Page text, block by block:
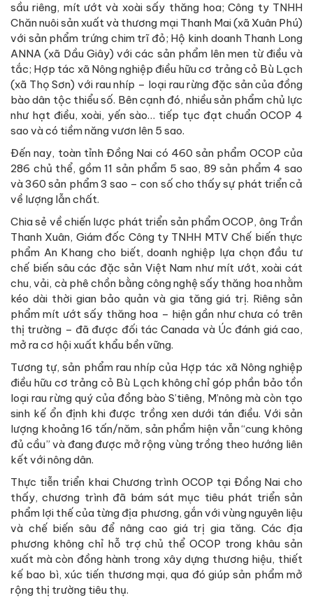
sầu riêng, mít ướt và xoài sấy thăng hoa; Công ty TNHH
Chăn nuôi sản xuất và thương mại Thanh Mai (xã Xuân Phú)
với sản phẩm trứng chim trĩ đỏ; Hộ kinh doanh Thanh Long
ANNA (xã Dầu Giây) với các sản phẩm lên men từ điều và
tắc; Hợp tác xã Nông nghiệp điều hữu cơ trảng cỏ Bù Lạch
(xã Thọ Sơn) với rau nhíp – loại rau rừng đặc sản của đồng
bào dân tộc thiểu số. Bên cạnh đó, nhiều sản phẩm chủ lực
như hạt điều, xoài, yến sào… tiếp tục đạt chuẩn OCOP 4
sao và có tiềm năng vươn lên 5 sao.
Đến nay, toàn tỉnh Đồng Nai có 460 sản phẩm OCOP của
286 chủ thể, gồm 11 sản phẩm 5 sao, 89 sản phẩm 4 sao
và 360 sản phẩm 3 sao – con số cho thấy sự phát triển cả
về lượng lẫn chất.
Chia sẻ về chiến lược phát triển sản phẩm OCOP, ông Trần
Thanh Xuân, Giám đốc Công ty TNHH MTV Chế biến thực
phẩm An Khang cho biết, doanh nghiệp lựa chọn đầu tư
chế biến sâu các đặc sản Việt Nam như mít ướt, xoài cát
chu, vải, cà phê chồn bằng công nghệ sấy thăng hoa nhằm
kéo dài thời gian bảo quản và gia tăng giá trị. Riêng sản
phẩm mít ướt sấy thăng hoa – hiện gần như chưa có trên
thị trường – đã được đối tác Canada và Úc đánh giá cao,
mở ra cơ hội xuất khẩu bền vững.
Tương tự, sản phẩm rau nhíp của Hợp tác xã Nông nghiệp
điều hữu cơ trảng cỏ Bù Lạch không chỉ góp phần bảo tồn
loại rau rừng quý của đồng bào S’tiêng, M’nông mà còn tạo
sinh kế ổn định khi được trồng xen dưới tán điều. Với sản
lượng khoảng 16 tấn/năm, sản phẩm hiện vẫn “cung không
đủ cầu” và đang được mở rộng vùng trồng theo hướng liên
kết với nông dân.
Thực tiễn triển khai Chương trình OCOP tại Đồng Nai cho
thấy, chương trình đã bám sát mục tiêu phát triển sản
phẩm lợi thế của từng địa phương, gắn với vùng nguyên liệu
và chế biến sâu để nâng cao giá trị gia tăng. Các địa
phương không chỉ hỗ trợ chủ thể OCOP trong khâu sản
xuất mà còn đồng hành trong xây dựng thương hiệu, thiết
kế bao bì, xúc tiến thương mại, qua đó giúp sản phẩm mở
rộng thị trường tiêu thụ.